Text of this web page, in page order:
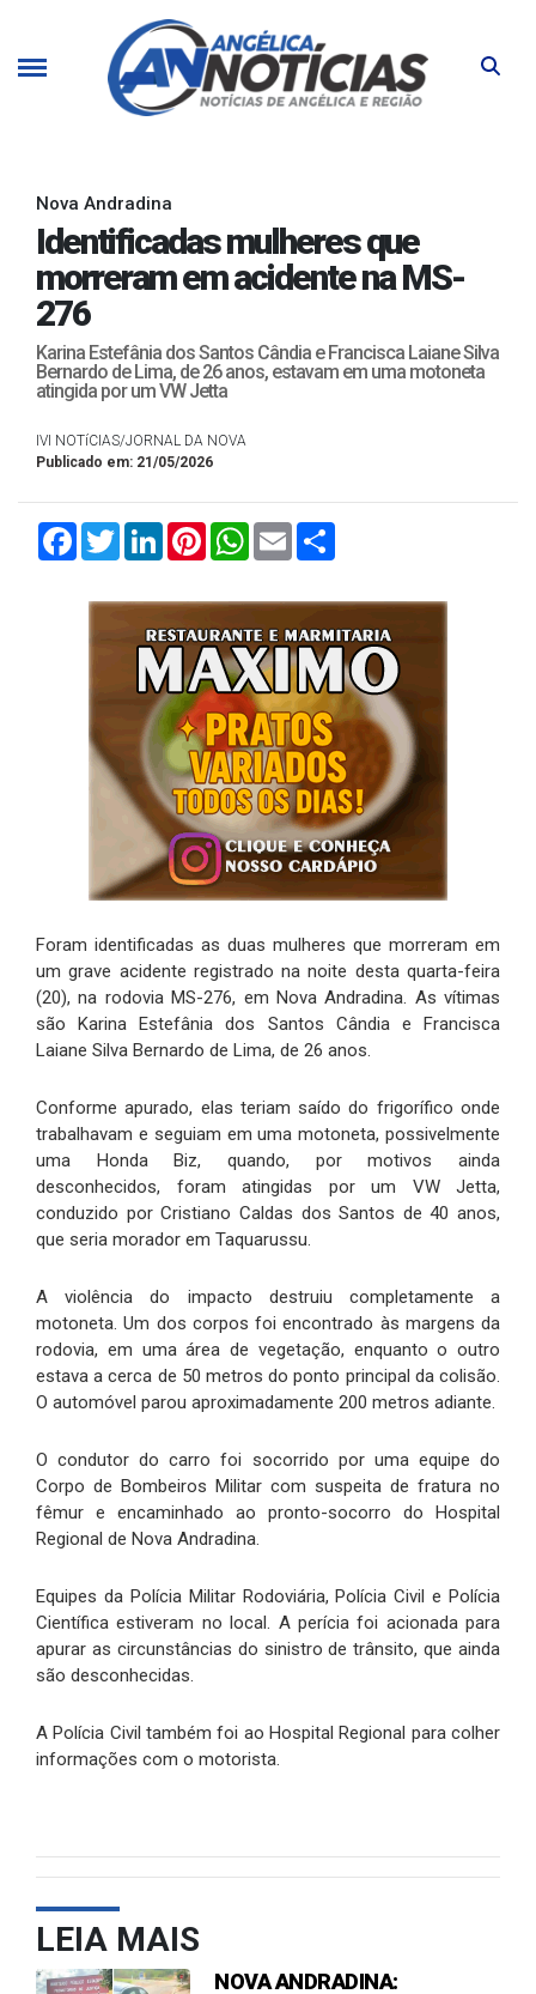
Nova Andradina
Identificadas mulheres que
morreram em acidente na MS-
276
Karina Estefânia dos Santos Cândia e Francisca Laiane Silva
Bernardo de Lima, de 26 anos, estavam em uma motoneta
atingida por um VW Jetta
IVI NOTíCIAS/JORNAL DA NOVA
Publicado em: 21/05/2026
FacebookTwitterLinkedInPinterestWhatsApp
Email
Foram identificadas as duas mulheres que morreram em
um grave acidente registrado na noite desta quarta-feira
(20), na rodovia MS-276, em Nova Andradina. As vítimas
são Karina Estefânia dos Santos Cândia e Francisca
Laiane Silva Bernardo de Lima, de 26 anos.
Conforme apurado, elas teriam saído do frigorífico onde
trabalhavam e seguiam em uma motoneta, possivelmente
uma Honda Biz, quando, por motivos ainda
desconhecidos, foram atingidas por um VW Jetta,
conduzido por Cristiano Caldas dos Santos de 40 anos,
que seria morador em Taquarussu.
A violência do impacto destruiu completamente a
motoneta. Um dos corpos foi encontrado às margens da
rodovia, em uma área de vegetação, enquanto o outro
estava a cerca de 50 metros do ponto principal da colisão.
O automóvel parou aproximadamente 200 metros adiante.
O condutor do carro foi socorrido por uma equipe do
Corpo de Bombeiros Militar com suspeita de fratura no
fêmur e encaminhado ao pronto-socorro do Hospital
Regional de Nova Andradina.
Equipes da Polícia Militar Rodoviária, Polícia Civil e Polícia
Científica estiveram no local. A perícia foi acionada para
apurar as circunstâncias do sinistro de trânsito, que ainda
são desconhecidas.
A Polícia Civil também foi ao Hospital Regional para colher
informações com o motorista.
LEIA MAIS
NOVA ANDRADINA: